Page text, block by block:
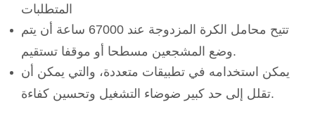
المتطلبات
تتيح محامل الكرة المزدوجة عند 67000 ساعة أن يتم
يمكن استخدامه في تطبيقات متعددة، والتي يمكن أن